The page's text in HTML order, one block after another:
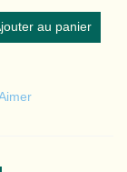
au panier